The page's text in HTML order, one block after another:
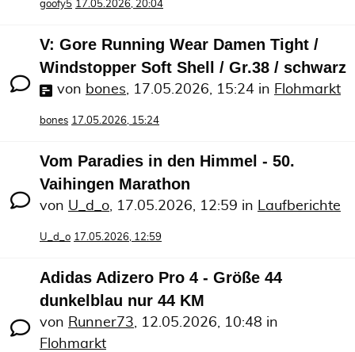
goofy5 17.05.2026, 20:04
V: Gore Running Wear Damen Tight /
Windstopper Soft Shell / Gr.38 / schwarz
von bones, 17.05.2026, 15:24 in Flohmarkt
bones 17.05.2026, 15:24
Vom Paradies in den Himmel - 50.
Vaihingen Marathon
von U_d_o, 17.05.2026, 12:59 in Laufberichte
U_d_o 17.05.2026, 12:59
Adidas Adizero Pro 4 - Größe 44
dunkelblau nur 44 KM
von Runner73, 12.05.2026, 10:48 in
Flohmarkt